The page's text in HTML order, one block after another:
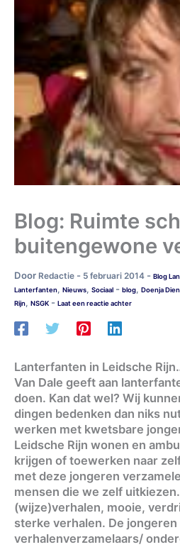
Blog: Ruimte
buitengewone
Door Redactie - 5 februari 2014 - Blog
Lanterfanten, Nieuws, Sociaal - blog, Doenja
Rijn, NSGK - Laat een reactie achter
Lanterfanten in Leidsche
Van Dale geeft aan
doen. Kan dat wel? Wij
dingen bedenken dan niks
werken met kwetsbare
Leidsche Rijn wonen en
krijgen of toewerken naar
met deze jongeren
mensen die we zelf
(wijze)verhalen, mooie,
sterke verhalen. De
verhalenverzamelaars/